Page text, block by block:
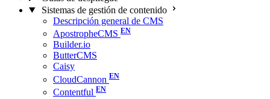
Sistemas de gestión de contenido
Descripción general de CMS
ApostropheCMS
Builder.io
ButterCMS
Caisy
CloudCannon
Contentful